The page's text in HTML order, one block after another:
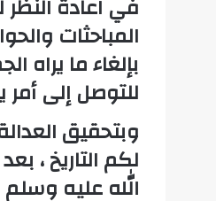
في اعادة
المباحثات
بإلغاء ما
للتوصل إلى
وبتحقيق
لكم التاريخ ،
الله عليه